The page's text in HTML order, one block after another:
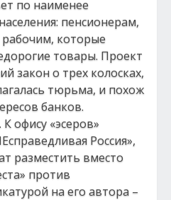
по наименее
пенсионерам,
которые
товары. Проект
закон о трех колосках,
тюрьма, и похож
банков.
офису «эсеров»
Россия»,
разместить вместо
против
на его автора –